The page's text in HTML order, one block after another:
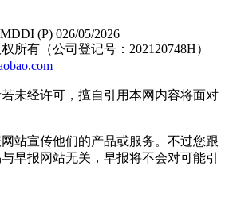
(P) 026/05/2026
所有（公司登记号：202120748H）
未经许可，擅自引用本网内容将面对
站宣传他们的产品或服务。不过您跟
早报网站无关，早报将不会对可能引